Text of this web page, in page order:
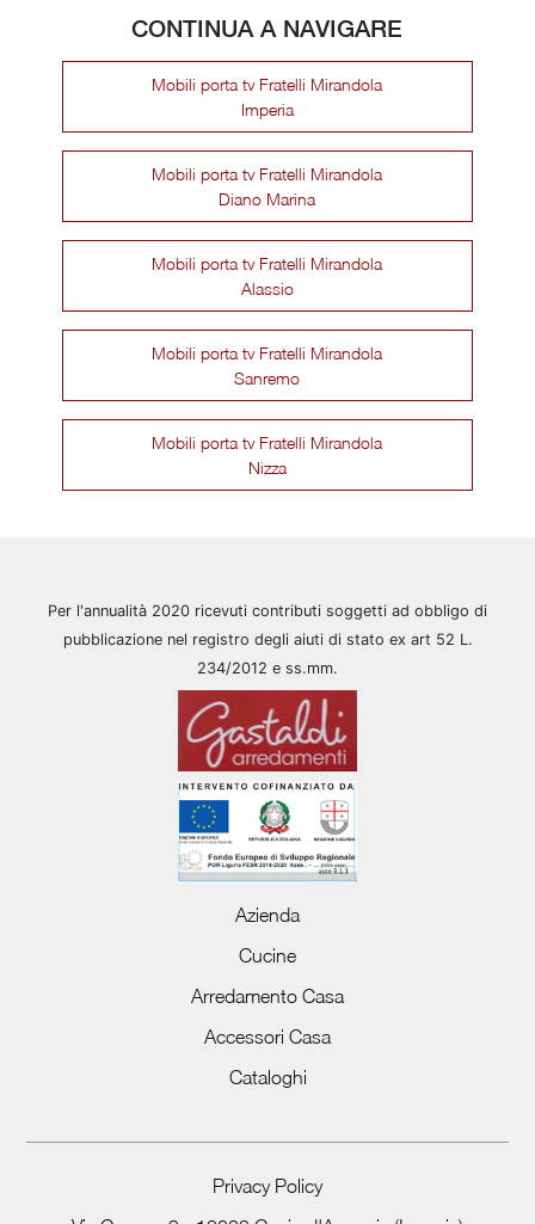
CONTINUA A NAVIGARE
Mobili porta tv Fratelli Mirandola
Imperia
Mobili porta tv Fratelli Mirandola
Diano Marina
Mobili porta tv Fratelli Mirandola
Alassio
Mobili porta tv Fratelli Mirandola
Sanremo
Mobili porta tv Fratelli Mirandola
Nizza
Per l'annualità 2020 ricevuti contributi soggetti ad obbligo di
pubblicazione nel registro degli aiuti di stato ex art 52 L.
234/2012 e ss.mm.
Azienda
Cucine
Arredamento Casa
Accessori Casa
Cataloghi
Privacy Policy